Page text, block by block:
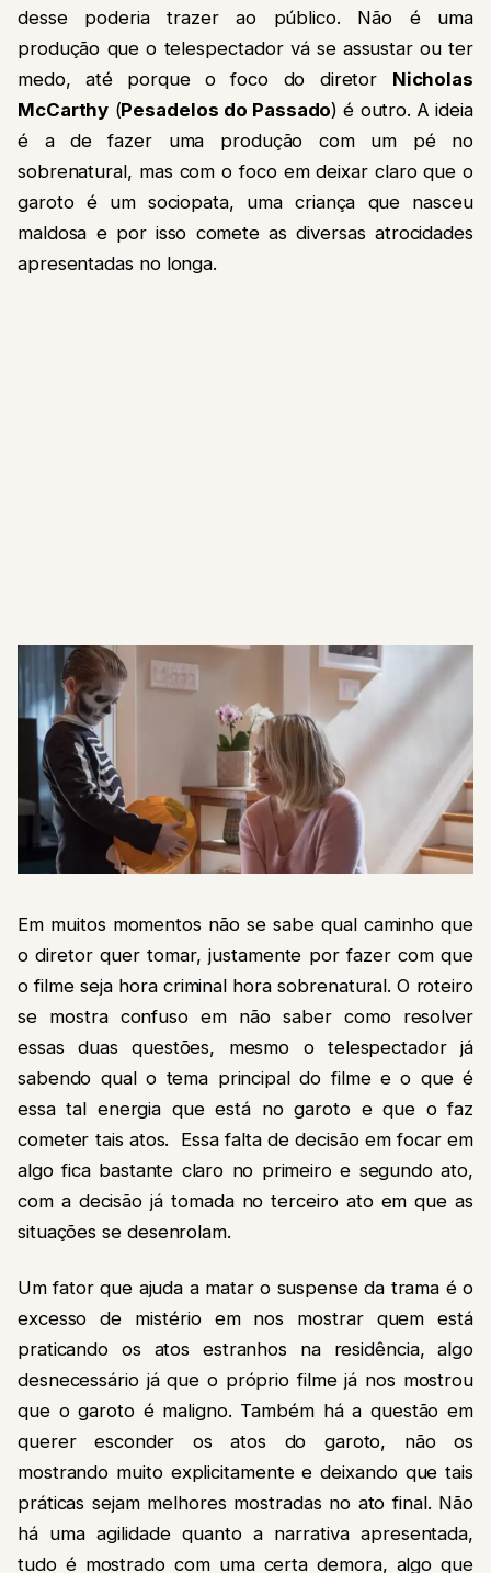
desse poderia trazer ao público. Não é uma
produção que o telespectador vá se assustar ou ter
medo, até porque o foco do diretor Nicholas
McCarthy (Pesadelos do Passado) é outro. A ideia
é a de fazer uma produção com um pé no
sobrenatural, mas com o foco em deixar claro que o
garoto é um sociopata, uma criança que nasceu
maldosa e por isso comete as diversas atrocidades
apresentadas no longa.
Em muitos momentos não se sabe qual caminho que
o diretor quer tomar, justamente por fazer com que
o filme seja hora criminal hora sobrenatural. O roteiro
se mostra confuso em não saber como resolver
essas duas questões, mesmo o telespectador já
sabendo qual o tema principal do filme e o que é
essa tal energia que está no garoto e que o faz
cometer tais atos. Essa falta de decisão em focar em
algo fica bastante claro no primeiro e segundo ato,
com a decisão já tomada no terceiro ato em que as
situações se desenrolam.
Um fator que ajuda a matar o suspense da trama é o
excesso de mistério em nos mostrar quem está
praticando os atos estranhos na residência, algo
desnecessário já que o próprio filme já nos mostrou
que o garoto é maligno. Também há a questão em
querer esconder os atos do garoto, não os
mostrando muito explicitamente e deixando que tais
práticas sejam melhores mostradas no ato final. Não
há uma agilidade quanto a narrativa apresentada,
tudo é mostrado com uma certa demora, algo que